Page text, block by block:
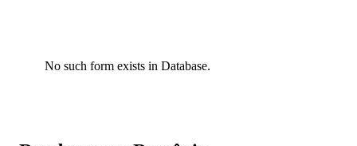
No such form exists in Database.